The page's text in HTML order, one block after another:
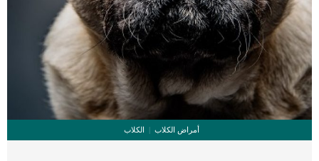
أمراض الكلاب الكلاب